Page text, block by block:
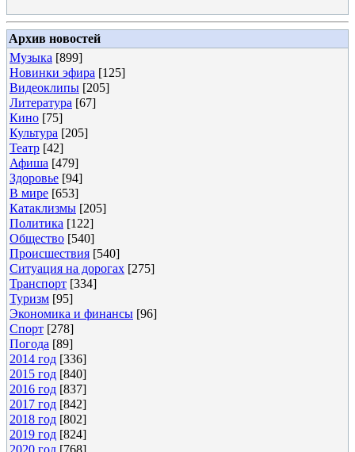
Архив новостей
Музыка [899]
Новинки эфира [125]
Видеоклипы [205]
Литература [67]
Кино [75]
Культура [205]
Театр [42]
Афиша [479]
Здоровье [94]
В мире [653]
Катаклизмы [205]
Политика [122]
Общество [540]
Происшествия [540]
Ситуация на дорогах [275]
Транспорт [334]
Туризм [95]
Экономика и финансы [96]
Спорт [278]
Погода [89]
2014 год [336]
2015 год [840]
2016 год [837]
2017 год [842]
2018 год [802]
2019 год [824]
2020 год [768]